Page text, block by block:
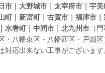
市｜大野城市｜太宰府市｜宇
町｜新宮町｜古賀市｜福津市
水巻町｜中間市｜北九州市 （
・八幡東区・八幡西区・戸畑区
対応出来ない工事がございます